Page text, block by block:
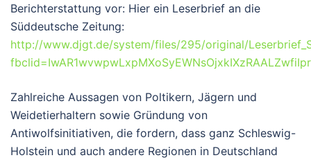
Berichterstattung vor: Hier ein Leserbrief an die
Süddeutsche Zeitung:
http://www.djgt.de/system/files/295/original/
Zahlreiche Aussagen von Poltikern, Jägern und
Weidetierhaltern sowie Gründung von
Antiwolfsinitiativen, die fordern, dass ganz Schleswig-
Holstein und auch andere Regionen in Deutschland